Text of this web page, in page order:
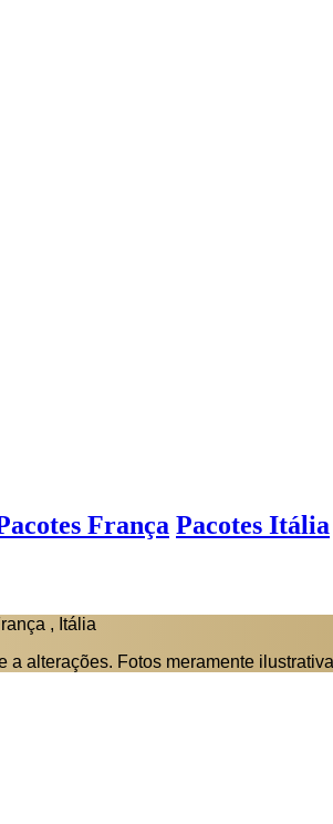
França Pacotes Itália
, Itália
alterações. Fotos meramente